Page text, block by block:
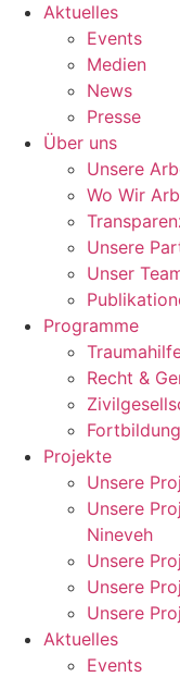
Aktuelles
Events
Medien
News
Presse
Über uns
Unsere
Wo Wir
Unsere
Unser
Programme
Recht &
Projekte
Unsere
Unsere
Nineveh
Unsere
Unsere
Unsere
Aktuelles
Events